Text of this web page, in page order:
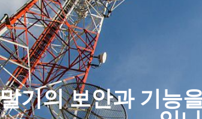
기의 보안과 기능